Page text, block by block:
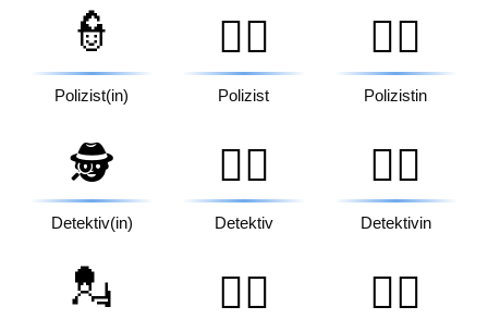
👮
Polizist(in)
👮‍♂️
Polizist
👮‍♀️
Polizistin
🕵️
Detektiv(in)
🕵️‍♂️
Detektiv
🕵️‍♀️
Detektivin
💂 💂‍♂️ 💂‍♀️